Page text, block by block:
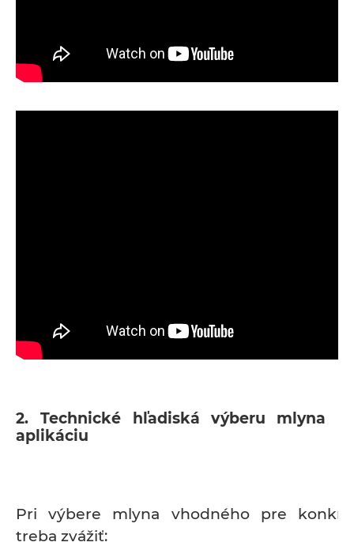
2. Technické hľadiská výberu mlyna
aplikáciu
Pri výbere mlyna vhodného pre
treba zvážiť: